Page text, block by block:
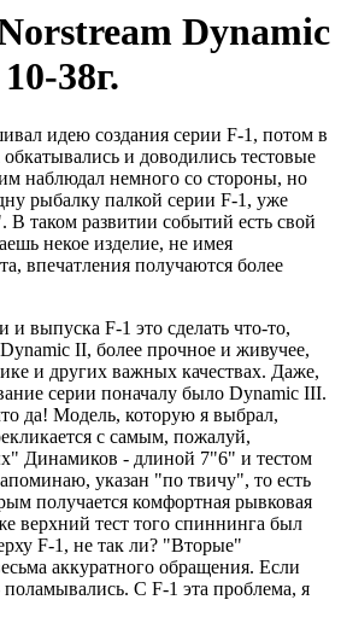
Dynamic
38г.
идею создания серии F-1, потом в
и доводились тестовые
наблюдал немного со стороны, но
рыбалку палкой серии F-1, уже
таком развитии событий есть свой
некое изделие, не имея
впечатления получаются более
и выпуска F-1 это сделать что-то,
II, более прочное и живучее,
и других важных качествах. Даже,
серии поначалу было Dynamic III.
да! Модель, которую я выбрал,
с самым, пожалуй,
Динамиков - длиной 7"6" и тестом
указан "по твичу", то есть
получается комфортная рывковая
верхний тест того спиннинга был
F-1, не так ли? "Вторые"
аккуратного обращения. Если
поламывались. С F-1 эта проблема, я